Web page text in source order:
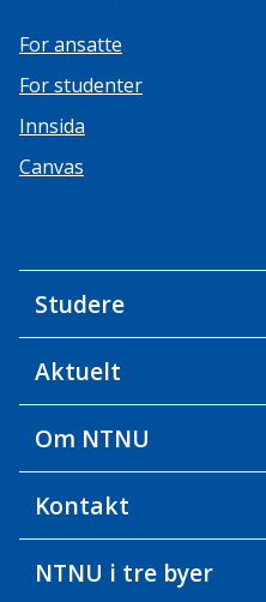
For ansatte
For studenter
Innsida
Canvas
Studere
Aktuelt
Om NTNU
Kontakt
NTNU i tre byer